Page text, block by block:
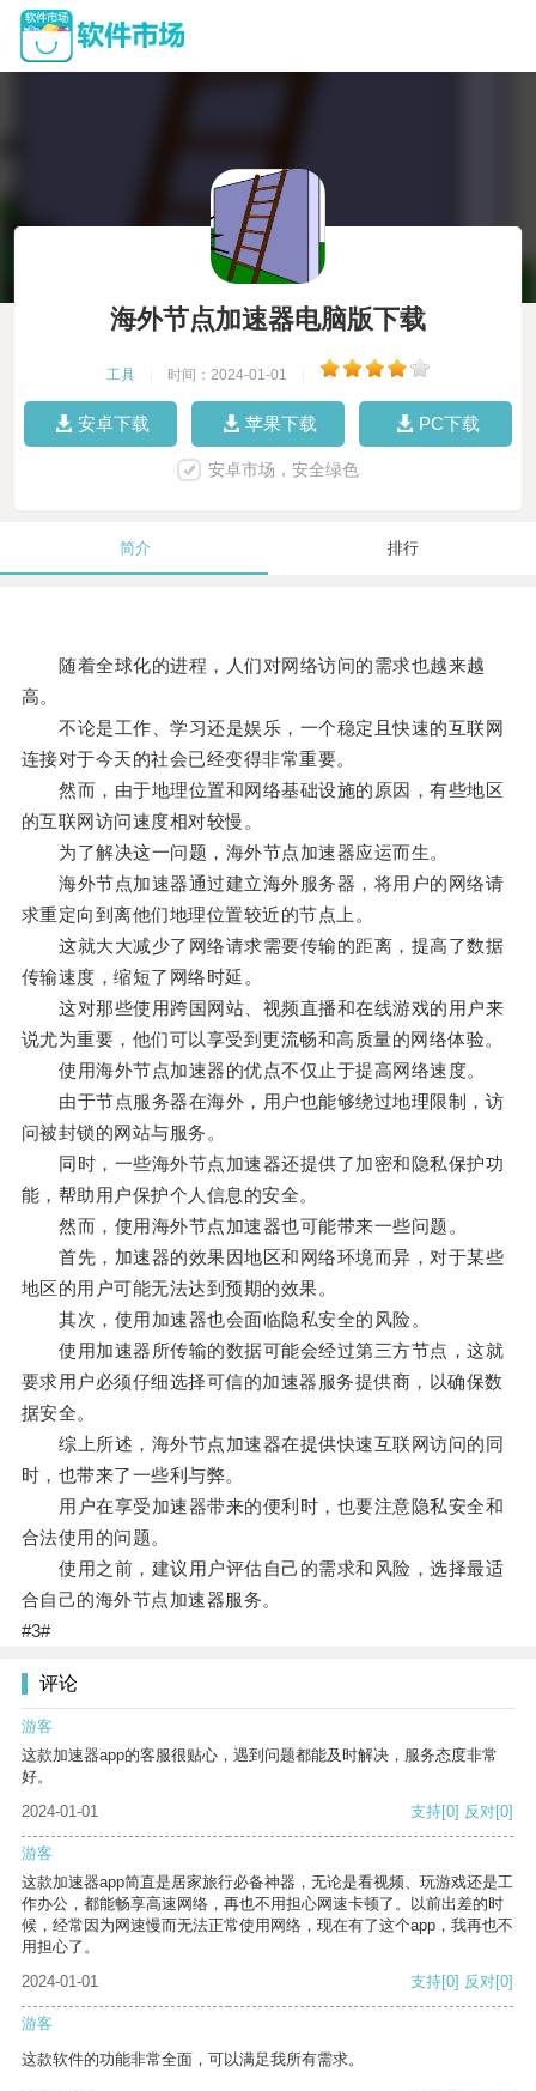
海外节点加速器电脑版下载
工具 时间：2024-01-01
安卓下载 苹果下载 PC下载
安卓市场，安全绿色
简介 排行
随着全球化的进程，人们对网络访问的需求也越来越
高。
不论是工作、学习还是娱乐，一个稳定且快速的互联网
连接对于今天的社会已经变得非常重要。
然而，由于地理位置和网络基础设施的原因，有些地区
的互联网访问速度相对较慢。
为了解决这一问题，海外节点加速器应运而生。
海外节点加速器通过建立海外服务器，将用户的网络请
求重定向到离他们地理位置较近的节点上。
这就大大减少了网络请求需要传输的距离，提高了数据
传输速度，缩短了网络时延。
这对那些使用跨国网站、视频直播和在线游戏的用户来
说尤为重要，他们可以享受到更流畅和高质量的网络体验。
使用海外节点加速器的优点不仅止于提高网络速度。
由于节点服务器在海外，用户也能够绕过地理限制，访
问被封锁的网站与服务。
同时，一些海外节点加速器还提供了加密和隐私保护功
能，帮助用户保护个人信息的安全。
然而，使用海外节点加速器也可能带来一些问题。
首先，加速器的效果因地区和网络环境而异，对于某些
地区的用户可能无法达到预期的效果。
其次，使用加速器也会面临隐私安全的风险。
使用加速器所传输的数据可能会经过第三方节点，这就
要求用户必须仔细选择可信的加速器服务提供商，以确保数
据安全。
综上所述，海外节点加速器在提供快速互联网访问的同
时，也带来了一些利与弊。
用户在享受加速器带来的便利时，也要注意隐私安全和
合法使用的问题。
使用之前，建议用户评估自己的需求和风险，选择最适
合自己的海外节点加速器服务。
#3#
评论
游客
这款加速器app的客服很贴心，遇到问题都能及时解决，服务态度非常
好。
2024-01-01
支持[0] 反对[0]
游客
这款加速器app简直是居家旅行必备神器，无论是看视频、玩游戏还是工
作办公，都能畅享高速网络，再也不用担心网速卡顿了。以前出差的时
候，经常因为网速慢而无法正常使用网络，现在有了这个app，我再也不
用担心了。
2024-01-01
支持[0] 反对[0]
游客
这款软件的功能非常全面，可以满足我所有需求。